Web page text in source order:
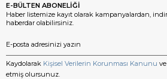
E-BÜLTEN ABONELİĞİ
Haber listemize kayıt olarak kampanyalardan,
haberdar olabilirsiniz.
Kaydolarak Kişisel Verilerin Korunması Kanunu ve
etmiş olursunuz.